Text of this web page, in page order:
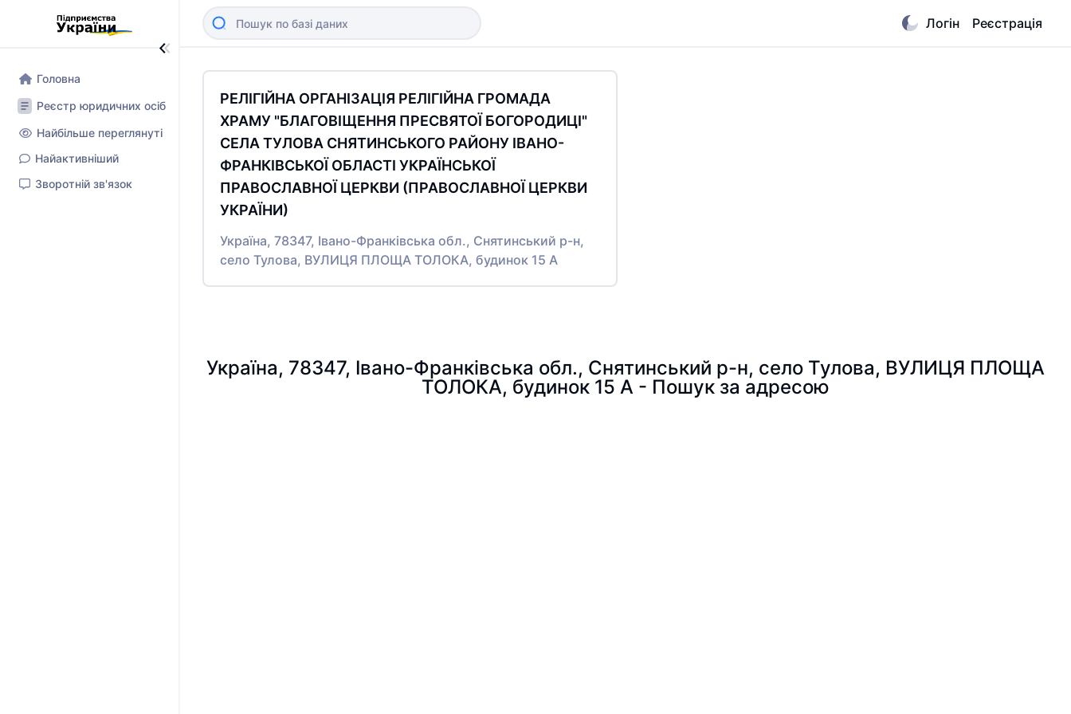
Головна
Реєстр юридичних осіб
Найбільше переглянуті
Найактивніший
Зворотній зв'язок
Логін Реєстрація
РЕЛІГІЙНА ОРГАНІЗАЦІЯ РЕЛІГІЙНА ГРОМАДА
ХРАМУ "БЛАГОВІЩЕННЯ ПРЕСВЯТОЇ БОГОРОДИЦІ"
СЕЛА ТУЛОВА СНЯТИНСЬКОГО РАЙОНУ ІВАНО-
ФРАНКІВСЬКОЇ ОБЛАСТІ УКРАЇНСЬКОЇ
ПРАВОСЛАВНОЇ ЦЕРКВИ (ПРАВОСЛАВНОЇ ЦЕРКВИ
УКРАЇНИ)
Україна, 78347, Івано-Франківська обл., Снятинський р-н,
село Тулова, ВУЛИЦЯ ПЛОЩА ТОЛОКА, будинок 15 А
Україна, 78347, Івано-Франківська обл., Снятинський р-н, село Тулова, ВУЛИЦЯ ПЛОЩА
ТОЛОКА, будинок 15 А - Пошук за адресою